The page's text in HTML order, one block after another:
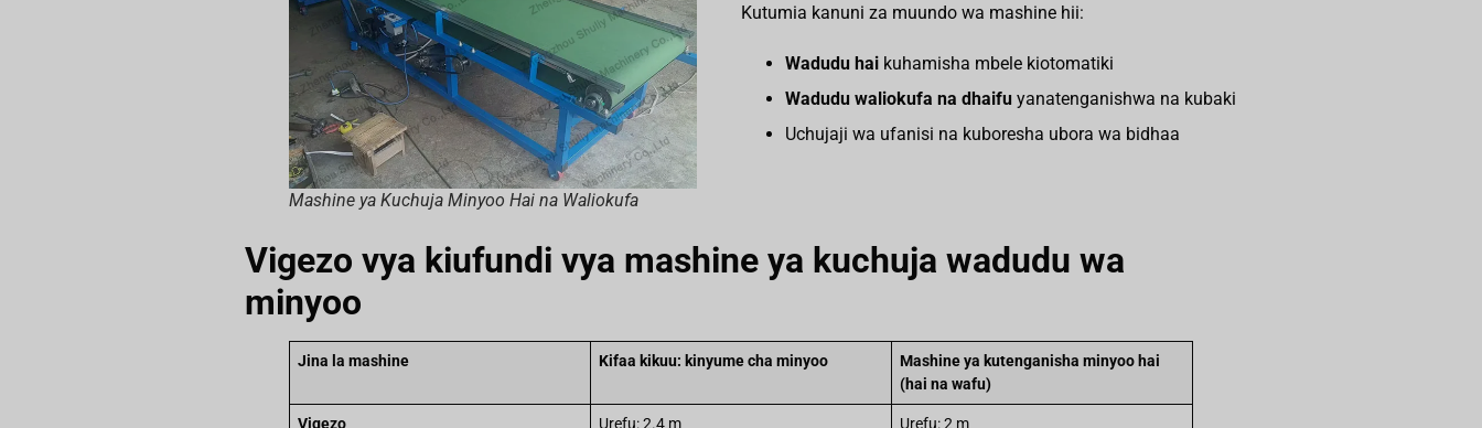
Mashine ya Kuchuja Minyoo Hai na Waliokufa
Kutumia kanuni za muundo wa mashine hii:
Wadudu hai kuhamisha mbele kiotomatiki
Wadudu waliokufa na dhaifu yanatenganishwa na kubaki
Uchujaji wa ufanisi na kuboresha ubora wa bidhaa
Vigezo vya kiufundi vya mashine ya kuchuja wadudu wa
minyoo
Jina la mashine Kifaa kikuu: kinyume cha minyoo
Mashine ya kutenganisha minyoo hai
(hai na wafu)